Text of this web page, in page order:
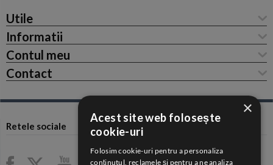
Utile
Informatii
Contul meu
Contact
Retele sociale
×
Acest site web folosește
cookie-uri
Folosim cookie-uri pentru a personaliza
conținutul, reclamele și pentru a ne analiza